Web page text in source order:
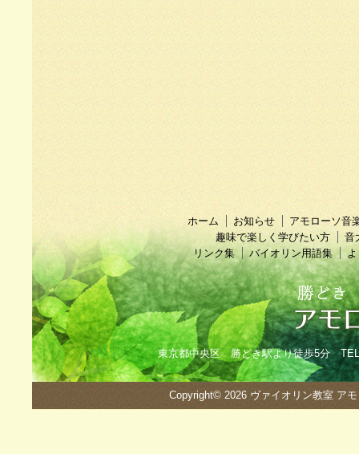
ホーム お知らせ
アモローソ音
趣味で楽しく学びたい方
音
リンク集
バイオリン用語集
東京都中央区 勝どき駅より徒歩5分
Copyright© 2026 ヴァイオリン教室 ア